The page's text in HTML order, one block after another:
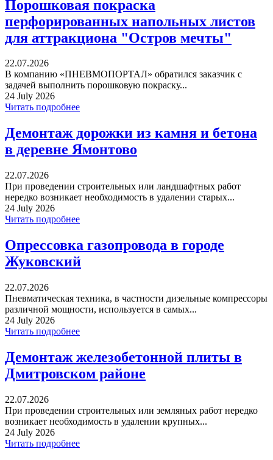
Порошковая покраска
перфорированных напольных листов
для аттракциона "Остров мечты"
22.07.2026
В компанию «ПНЕВМОПОРТАЛ» обратился заказчик с
задачей выполнить порошковую покраску...
24 July 2026
Читать подробнее
Демонтаж дорожки из камня и бетона
в деревне Ямонтово
22.07.2026
При проведении строительных или ландшафтных работ
нередко возникает необходимость в удалении старых...
24 July 2026
Читать подробнее
Опрессовка газопровода в городе
Жуковский
22.07.2026
Пневматическая техника, в частности дизельные компрессоры
различной мощности, используется в самых...
24 July 2026
Читать подробнее
Демонтаж железобетонной плиты в
Дмитровском районе
22.07.2026
При проведении строительных или земляных работ нередко
возникает необходимость в удалении крупных...
24 July 2026
Читать подробнее